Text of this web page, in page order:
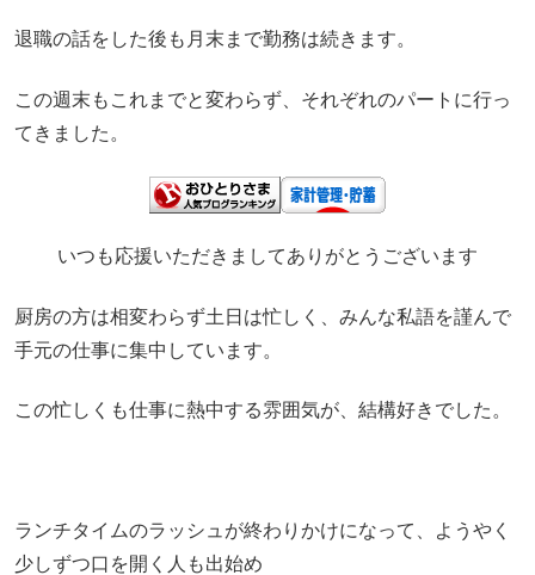
退職の話をした後も月末まで勤務は続きます。
この週末もこれまでと変わらず、それぞれのパートに行っ
てきました。
いつも応援いただきましてありがとうございます
厨房の方は相変わらず土日は忙しく、みんな私語を謹んで
手元の仕事に集中しています。
この忙しくも仕事に熱中する雰囲気が、結構好きでした。
ランチタイムのラッシュが終わりかけになって、ようやく
少しずつ口を開く人も出始め